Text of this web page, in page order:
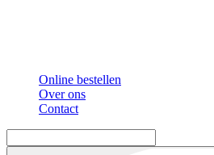
Online bestellen
Over ons
Contact